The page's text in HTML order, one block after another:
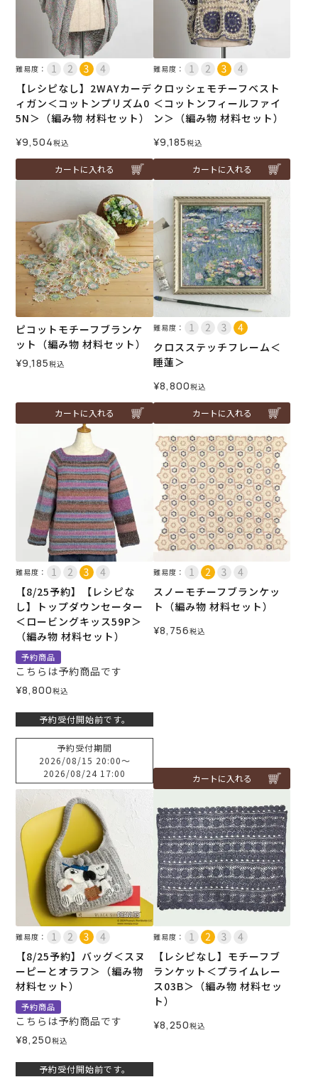
難易度：
【レシピなし】2WAYカーデ
ィガン＜コットンプリズム0
5N＞（編み物 材料セット）
¥9,504税込
カートに入れる
難易度：
クロッシェモチーフベスト
＜コットンフィールファイ
ン＞（編み物 材料セット）
¥9,185税込
カートに入れる
ピコットモチーフブランケ
ット（編み物 材料セット）
¥9,185税込
カートに入れる
難易度：
クロスステッチフレーム＜
睡蓮＞
¥8,800税込
カートに入れる
難易度：
【8/25予約】【レシピな
し】トップダウンセーター
＜ロービングキッス59P＞
（編み物 材料セット）
予約商品
こちらは予約商品です
¥8,800税込
予約受付開始前です。
予約受付期間
2026/08/15 20:00〜
2026/08/24 17:00
難易度：
スノーモチーフブランケッ
ト（編み物 材料セット）
¥8,756税込
カートに入れる
難易度：
【8/25予約】バッグ＜スヌ
ーピーとオラフ＞（編み物
材料セット）
予約商品
こちらは予約商品です
¥8,250税込
予約受付開始前です。
難易度：
【レシピなし】モチーフブ
ランケット＜プライムレー
ス03B＞（編み物 材料セッ
ト）
¥8,250税込